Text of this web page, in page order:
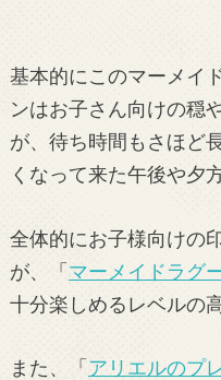
基本的にこのマーメイ
ンはお子さん向けの穏
が、待ち時間もさほど
くなって来た午後や夕
全体的にお子様向けの
が、「マーメイドラグ
十分楽しめるレベルの
また、「 アリエルのプ